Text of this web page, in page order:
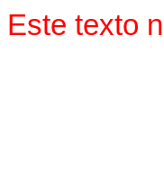
Este texto